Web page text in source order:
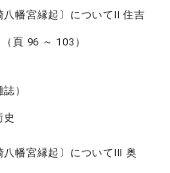
八幡宮縁起〕についてII 住吉
頁 96 ～ 103）
）
史
八幡宮縁起〕についてIII 奥